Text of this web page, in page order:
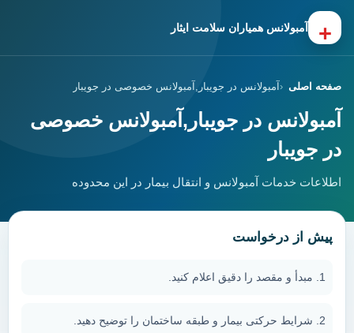
+ آمبولانس همیاران سلامت ایثار
صفحه اصلی آمبولانس در جویبار,آمبولانس خصوصی در جویبار
آمبولانس در جویبار,آمبولانس خصوصی
در جویبار
اطلاعات خدمات آمبولانس و انتقال بیمار در این محدوده
پیش از درخواست
مبدأ و مقصد را دقیق اعلام کنید.
شرایط حرکتی بیمار و طبقه ساختمان را توضیح دهید.